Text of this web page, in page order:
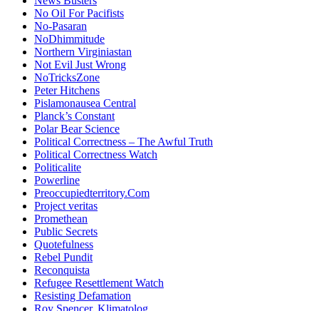
No Oil For Pacifists
No-Pasaran
NoDhimmitude
Northern Virginiastan
Not Evil Just Wrong
NoTricksZone
Peter Hitchens
Pislamonausea Central
Planck’s Constant
Polar Bear Science
Political Correctness – The Awful Truth
Political Correctness Watch
Politicalite
Powerline
Preoccupiedterritory.Com
Project veritas
Promethean
Public Secrets
Quotefulness
Rebel Pundit
Reconquista
Refugee Resettlement Watch
Resisting Defamation